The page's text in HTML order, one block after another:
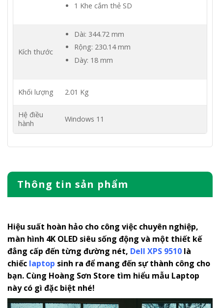
Thông tin sản phẩm
Hiệu suất hoàn hảo cho công việc chuyên nghiệp,
màn hình 4K OLED siêu sống động và một thiết kế
đẳng cấp đến từng đường nét, Dell XPS 9510 là
chiếc laptop sinh ra để mang đến sự thành công cho
bạn. Cùng Hoàng Sơn Store tìm hiểu mẫu Laptop
này có gì đặc biệt nhé!
1 Khe cắm thẻ SD
Kích thước
Dài: 344.72 mm
Rộng: 230.14 mm
Dày: 18 mm
Khối lượng 2.01 Kg
Hệ điều
hành
Windows 11